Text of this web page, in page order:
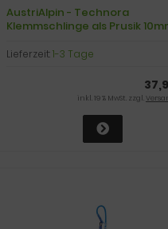
AustriAlpin - Technora
Klemmschlinge als Prusik
Lieferzeit:1-3 Tage
inkl. 19 % MwSt. zzgl.